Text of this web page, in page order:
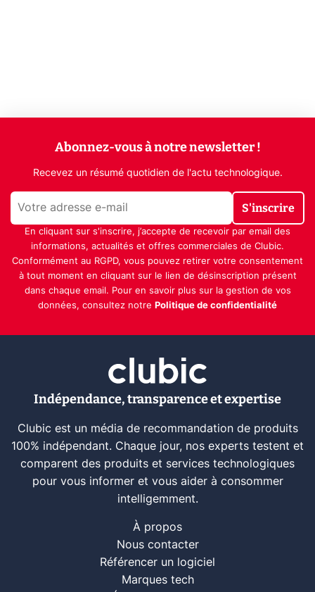
Abonnez-vous à notre newsletter !
Recevez un résumé quotidien de l'actu technologique.
S'inscrire
En cliquant sur s'inscrire, j’accepte de recevoir par email des
informations, actualités et offres commerciales de Clubic.
Conformément au RGPD, vous pouvez retirer votre consentement
à tout moment en cliquant sur le lien de désinscription présent
dans chaque email. Pour en savoir plus sur la gestion de vos
données, consultez notre Politique de confidentialité
Indépendance, transparence et expertise
Clubic est un média de recommandation de produits
100% indépendant. Chaque jour, nos experts testent et
comparent des produits et services technologiques
pour vous informer et vous aider à consommer
intelligemment.
À propos
Nous contacter
Référencer un logiciel
Marques tech